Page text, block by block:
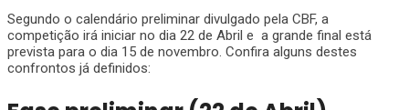
Segundo o calendário preliminar divulgado pela CBF, a
competição irá iniciar no dia 22 de Abril e a grande final está
prevista para o dia 15 de novembro. Confira alguns destes
confrontos já definidos: